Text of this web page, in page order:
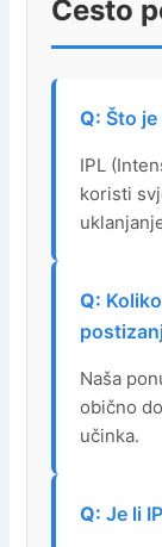
Često
Što
IPL
koristi
Naša
obično
učinka.
Je li